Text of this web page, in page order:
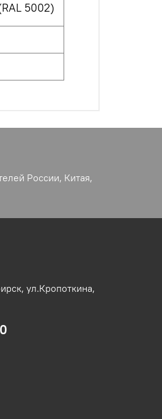
5002)
России, Китая,
ул.Кропоткина,